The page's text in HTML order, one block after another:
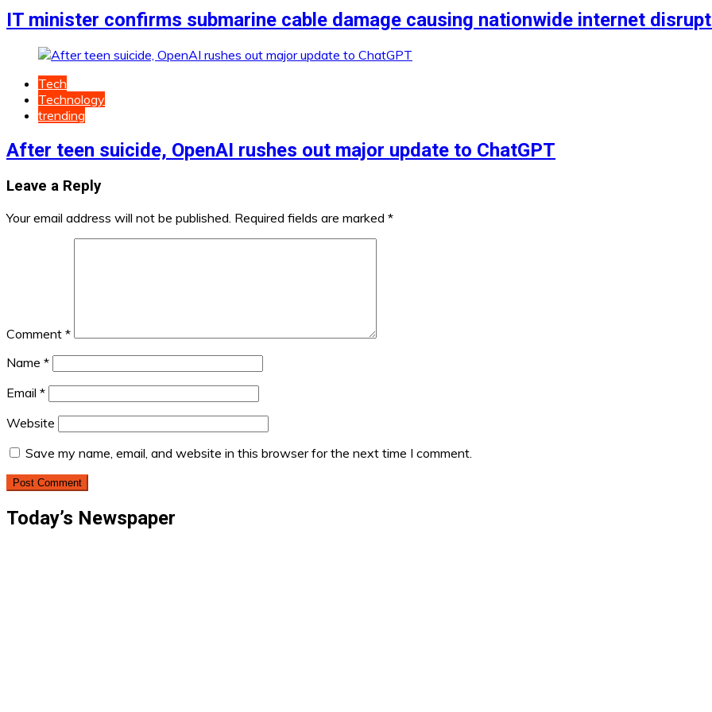
IT minister confirms submarine cable damage causing nationwide internet
Tech
Technology
trending
After teen suicide, OpenAI rushes out major update to ChatGPT
Leave a Reply
Your email address will not be published. Required fields are marked *
Comment *
Name *
Email *
Website
Save my name, email, and website in this browser for the next time I comment.
Today’s Newspaper